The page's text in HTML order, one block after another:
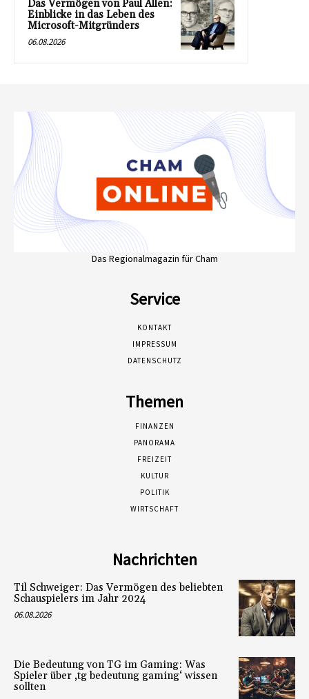
Das Vermögen von Paul Allen:
Einblicke in das Leben des
Microsoft-Mitgründers
06.08.2026
Das Regionalmagazin für Cham
Service
KONTAKT
IMPRESSUM
DATENSCHUTZ
Themen
FINANZEN
PANORAMA
FREIZEIT
KULTUR
POLITIK
WIRTSCHAFT
Nachrichten
Til Schweiger: Das Vermögen des beliebten
Schauspielers im Jahr 2024
06.08.2026
Die Bedeutung von TG im Gaming: Was
Spieler über ‚tg bedeutung gaming‘ wissen
sollten